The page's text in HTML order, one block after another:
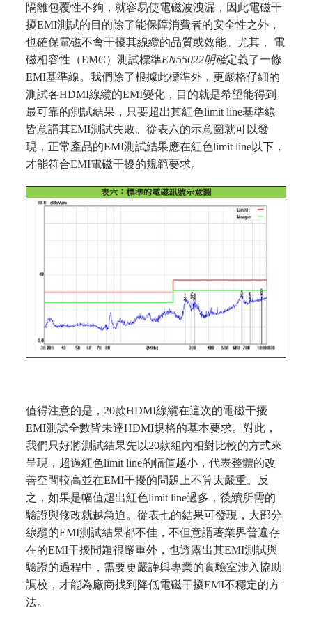
隔離包覆性不夠，就容易使電磁波洩漏，因此電磁干
擾EMI測試的目的除了能保障消費者的安全性之外，
也確保電磁不會干擾其線纜的品質或效能。尤其， 電
磁相容性（EMC）測試標準EN55022明確定義了一條
EMI基準線。我們除了根據此標準外，更嚴格仔細的
測試各HDMI線纜的EMI變化，目的就是希望能得到
最可靠的測試結果，只要超出其紅色limit line基準線
皆意謂其EMI測試失敗。從表六的示意圖就可以發
現，正常產品的EMI測試結果應在紅色limit line以下，
才能符合EMI電磁干擾的規範要求。
值得注意的是，20款HDMI線纜在這次的電磁干擾
EMI測試全數皆未達HDMI規格的基本要求。對此，
我們只好將測試結果先以20款組內相對比較的方式來
呈現，超過紅色limit line的幅值越小，代表整體的改
善空間較高並在EMI干擾的問題上不算太嚴重。反
之，如果是幅值超出紅色limit line過多，後續所需的
驗證與修改就越急迫。從表七的結果可發現，大部分
線纜的EMI測試結果都不佳，不但意謂著業界普遍存
在的EMI干擾問題很嚴重外，也透露出其EMI測試與
驗證的過程中，需要更嚴謹與專業的實驗室涉入協助
調校，才能為廠商找到降低電磁干擾EMI不穩定的方
法。